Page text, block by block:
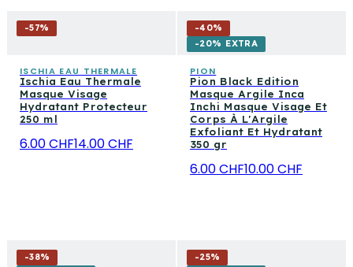
-57%
ISCHIA EAU THERMALE
Ischia Eau Thermale
Masque Visage
Hydratant Protecteur
250 ml
6.00 CHF14.00 CHF
-40%
-20% EXTRA
PION
Pion Black Edition
Masque Argile Inca
Inchi Masque Visage Et
Corps À L'Argile
Exfoliant Et Hydratant
350 gr
6.00 CHF10.00 CHF
-38%
-25%